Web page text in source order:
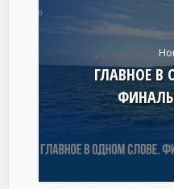
ГЛАВНОЕ В